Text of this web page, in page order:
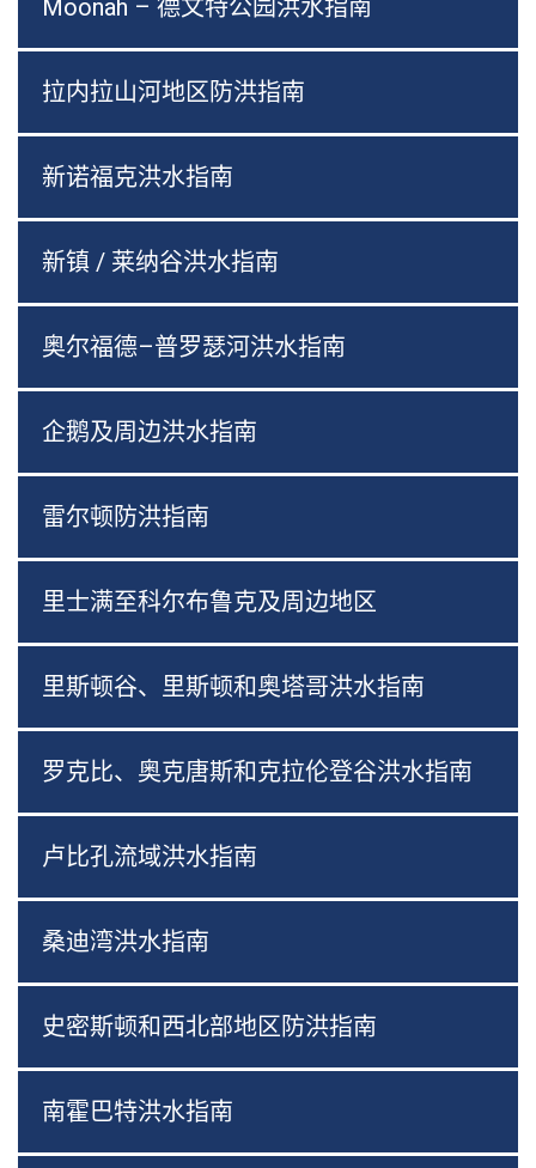
Moonah – 德文特公园洪水指南
拉内拉山河地区防洪指南
新诺福克洪水指南
新镇 / 莱纳谷洪水指南
奥尔福德–普罗瑟河洪水指南
企鹅及周边洪水指南
雷尔顿防洪指南
里士满至科尔布鲁克及周边地区
里斯顿谷、里斯顿和奥塔哥洪水指南
罗克比、奥克唐斯和克拉伦登谷洪水指南
卢比孔流域洪水指南
桑迪湾洪水指南
史密斯顿和西北部地区防洪指南
南霍巴特洪水指南